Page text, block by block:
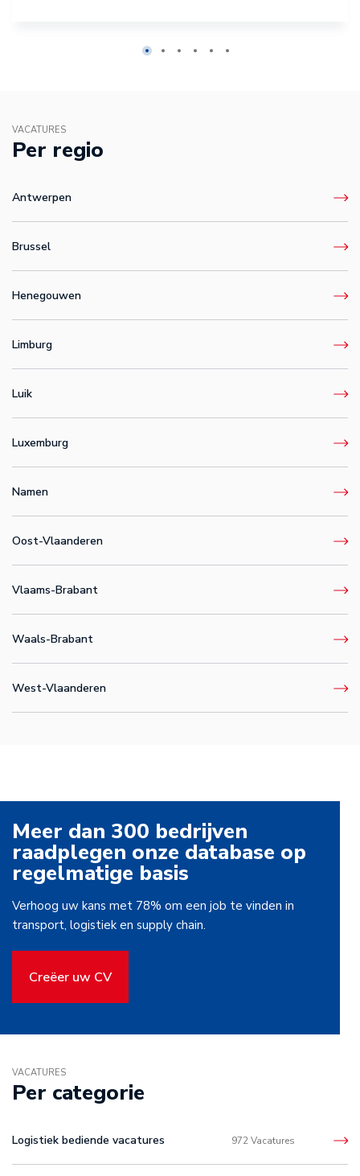
1 2 3 4 5 6
VACATURES
Per regio
Antwerpen
Brussel
Henegouwen
Limburg
Luik
Luxemburg
Namen
Oost-Vlaanderen
Vlaams-Brabant
Waals-Brabant
West-Vlaanderen
Meer dan 300 bedrijven
raadplegen onze database op
regelmatige basis
Verhoog uw kans met 78% om een job te vinden in
transport, logistiek en supply chain.
Creëer uw CV
VACATURES
Per categorie
Logistiek bediende vacatures 972 Vacatures